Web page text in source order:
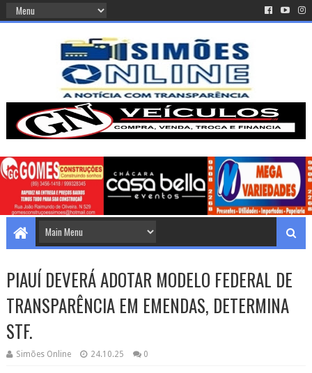
PIAUÍ DEVERÁ ADOTAR MODELO FEDERAL DE
TRANSPARÊNCIA EM EMENDAS, DETERMINA
STF.
Simões Online 24.10.25 0